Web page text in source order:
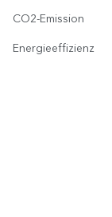
CO2-Emission
Energieeffizienz